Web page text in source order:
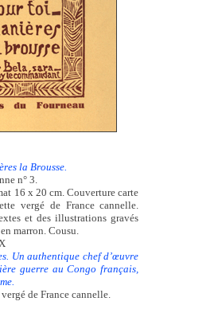
la Brousse.
n° 3.
16 x 20 cm. Couverture carte
vergé de France cannelle.
et des illustrations gravés
marron. Cousu.
Un authentique chef d’œuvre
guerre au Congo français,
de France cannelle.